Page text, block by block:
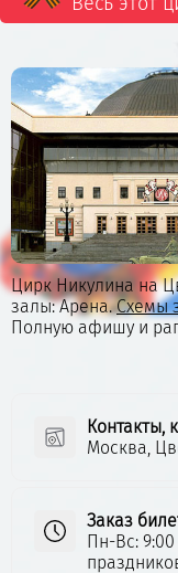
Цирк Никулина на
залы: Арена.Схемы
Полную афишу и
Контакты,
Москва,
Заказ
Пн-Вс: